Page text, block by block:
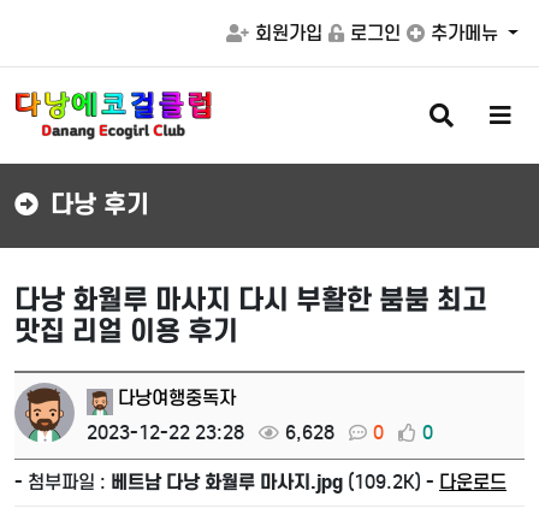
회원가입 로그인 추가메뉴
검
색
버
메
버
다낭 후기
다낭 화월루 마사지 다시 부활한 붐붐 최고
맛집 리얼 이용 후기
다낭여행중독자
2023-12-22 23:28
6,628 0 0
- 첨부파일 : 베트남 다낭 화월루 마사지.jpg (109.2K) - 다운로드